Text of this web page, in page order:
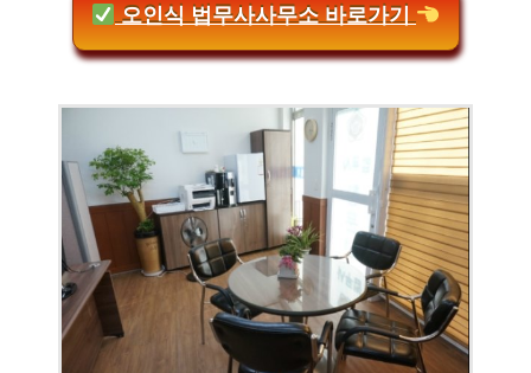
오인식 법무사사무소 바로가기